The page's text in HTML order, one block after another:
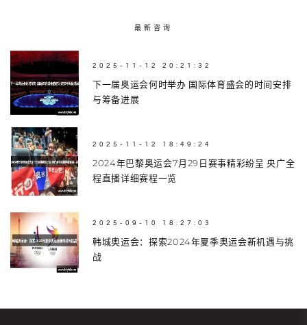
最新咨询
2025-11-12 20:21:32
下一届奥运会何时举办 国际体育盛会的时间安排
与筹备进展
2025-11-12 18:49:24
2024年巴黎奥运会7月29日赛事精彩纷呈 央广全
程直播详细赛程一览
2025-09-10 18:27:03
韩城奥运会：探索2024年夏季奥运会新机遇与挑
战